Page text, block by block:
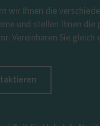
wir Ihnen die
und stellen Ihnen die
Vereinbaren Sie gleich